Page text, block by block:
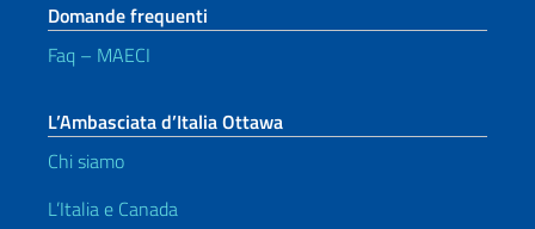
Domande frequenti
Faq – MAECI
L’Ambasciata d’Italia Ottawa
Chi siamo
L’Italia e Canada